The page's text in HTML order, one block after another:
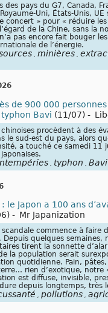
des pays du G7, Canada,
Uni, États-Unis, UE
concert » pour « réduire les
de la Chine, sans la
pas encore fait bouger
de l’énergie.
minières
de 900 000
typhon Bavi (11/07) -
procèdent à des
le sud-est du pays, alors
a touché ce samedi 11
typhon Bavi
le Japon a 100 ans
- Mr Japanization
scandale commence à faire
quelques semaines,
tirent la sonnette
la population serait
quotidienne. Pain, pâtes,
rien d’exotique, notre
est diffuse, invisible,
depuis longtemps, très
, pollutions ,